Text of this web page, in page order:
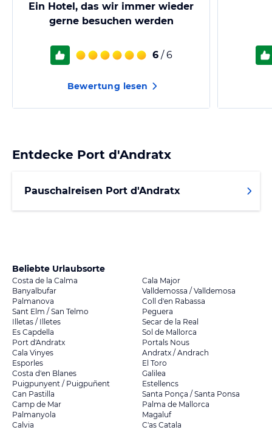
Ein Hotel, das wir immer wieder
gerne besuchen werden
6 / 6
Bewertung lesen
Entdecke Port d'Andratx
Pauschalreisen Port d'Andratx
Beliebte Urlaubsorte
Costa de la Calma
Cala Major
Banyalbufar
Valldemossa / Valldemosa
Palmanova
Coll d'en Rabassa
Sant Elm / San Telmo
Peguera
Illetas / Illetes
Secar de la Real
Es Capdella
Sol de Mallorca
Port d'Andratx
Portals Nous
Cala Vinyes
Andratx / Andrach
Esporles
El Toro
Costa d'en Blanes
Galilea
Puigpunyent / Puigpuñent
Estellencs
Can Pastilla
Santa Ponça / Santa Ponsa
Camp de Mar
Palma de Mallorca
Palmanyola
Magaluf
Calvia
C'as Catala